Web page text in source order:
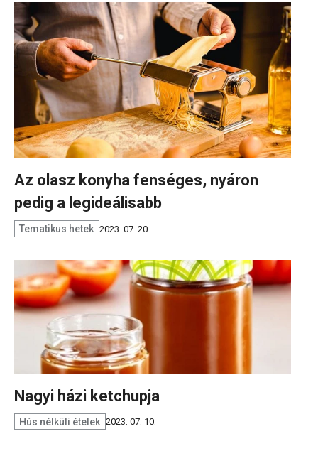
Az olasz konyha fenséges, nyáron
pedig a legideálisabb
Tematikus hetek 2023. 07. 20.
Nagyi házi ketchupja
Hús nélküli ételek 2023. 07. 10.